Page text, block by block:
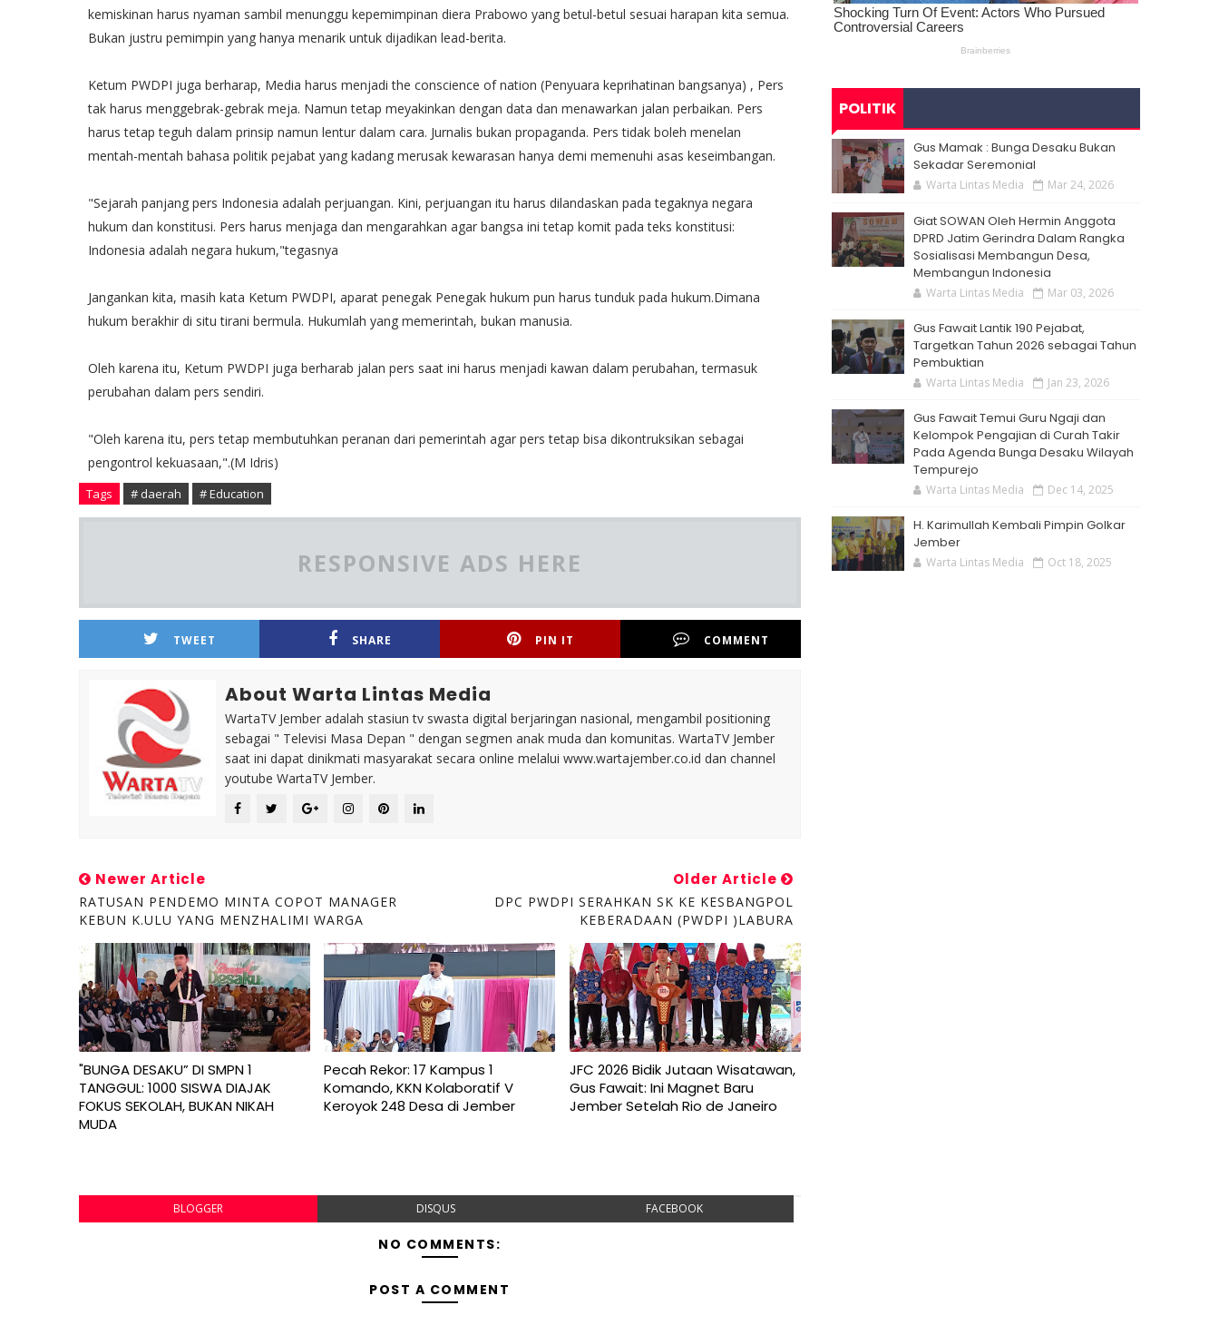
kemiskinan harus nyaman sambil menunggu kepemimpinan diera Prabowo yang betul-betul sesuai harapan kita semua.
Bukan justru pemimpin yang hanya menarik untuk dijadikan lead-berita.
Ketum PWDPI juga berharap, Media harus menjadi the conscience of nation (Penyuara keprihatinan bangsanya) , Pers
tak harus menggebrak-gebrak meja. Namun tetap meyakinkan dengan data dan menawarkan jalan perbaikan. Pers
harus tetap teguh dalam prinsip namun lentur dalam cara. Jurnalis bukan propaganda. Pers tidak boleh menelan
mentah-mentah bahasa politik pejabat yang kadang merusak kewarasan hanya demi memenuhi asas keseimbangan.
"Sejarah panjang pers Indonesia adalah perjuangan. Kini, perjuangan itu harus dilandaskan pada tegaknya negara
hukum dan konstitusi. Pers harus menjaga dan mengarahkan agar bangsa ini tetap komit pada teks konstitusi:
Indonesia adalah negara hukum,"tegasnya
Jangankan kita, masih kata Ketum PWDPI, aparat penegak Penegak hukum pun harus tunduk pada hukum.Dimana
hukum berakhir di situ tirani bermula. Hukumlah yang memerintah, bukan manusia.
Oleh karena itu, Ketum PWDPI juga berharab jalan pers saat ini harus menjadi kawan dalam perubahan, termasuk
perubahan dalam pers sendiri.
"Oleh karena itu, pers tetap membutuhkan peranan dari pemerintah agar pers tetap bisa dikontruksikan sebagai
pengontrol kekuasaan,".(M Idris)
Tags # daerah # Education
RESPONSIVE ADS HERE
TWEET SHARE PIN IT COMMENT
About Warta Lintas Media
WartaTV Jember adalah stasiun tv swasta digital berjaringan nasional, mengambil positioning
sebagai " Televisi Masa Depan " dengan segmen anak muda dan komunitas. WartaTV Jember
saat ini dapat dinikmati masyarakat secara online melalui www.wartajember.co.id dan channel
youtube WartaTV Jember.
Newer Article
RATUSAN PENDEMO MINTA COPOT MANAGER
KEBUN K.ULU YANG MENZHALIMI WARGA
Older Article
DPC PWDPI SERAHKAN SK KE KESBANGPOL
KEBERADAAN (PWDPI )LABURA
"BUNGA DESAKU” DI SMPN 1
TANGGUL: 1000 SISWA DIAJAK
FOKUS SEKOLAH, BUKAN NIKAH
MUDA
Pecah Rekor: 17 Kampus 1
Komando, KKN Kolaboratif V
Keroyok 248 Desa di Jember
JFC 2026 Bidik Jutaan Wisatawan,
Gus Fawait: Ini Magnet Baru
Jember Setelah Rio de Janeiro
BLOGGER DISQUS FACEBOOK
NO COMMENTS:
POST A COMMENT
POLITIK
Gus Mamak : Bunga Desaku Bukan
Sekadar Seremonial
Warta Lintas Media Mar 24, 2026
Giat SOWAN Oleh Hermin Anggota
DPRD Jatim Gerindra Dalam Rangka
Sosialisasi Membangun Desa,
Membangun Indonesia
Warta Lintas Media Mar 03, 2026
Gus Fawait Lantik 190 Pejabat,
Targetkan Tahun 2026 sebagai Tahun
Pembuktian
Warta Lintas Media Jan 23, 2026
Gus Fawait Temui Guru Ngaji dan
Kelompok Pengajian di Curah Takir
Pada Agenda Bunga Desaku Wilayah
Tempurejo
Warta Lintas Media Dec 14, 2025
H. Karimullah Kembali Pimpin Golkar
Jember
Warta Lintas Media Oct 18, 2025